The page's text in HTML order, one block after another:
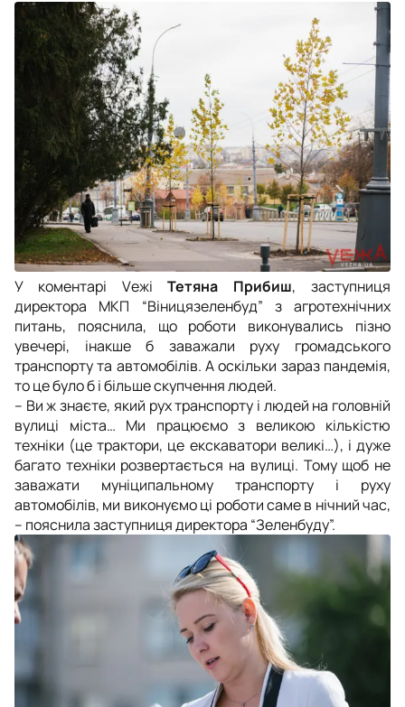
У коментарі Vежі Тетяна Прибиш, заступниця
директора МКП “Віницязеленбуд” з агротехнічних
питань, пояснила, що роботи виконувались пізно
увечері, інакше б заважали руху громадського
транспорту та автомобілів. А оскільки зараз пандемія,
то це було б і більше скупчення людей.
– Ви ж знаєте, який рух транспорту і людей на головній
вулиці міста… Ми працюємо з великою кількістю
техніки (це трактори, це екскаватори великі…), і дуже
багато техніки розвертається на вулиці. Тому щоб не
заважати муніципальному транспорту і руху
автомобілів, ми виконуємо ці роботи саме в нічний час,
– пояснилазаступниця директора “Зеленбуду”.